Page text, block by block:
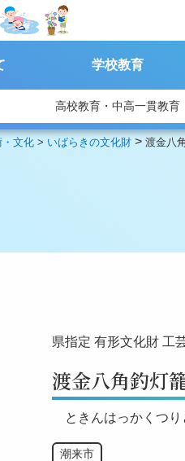
学校教育
高校教育・中高一貫教育
・文化 > いばらきの文化財 >渡金八
県指定 有形文化財 工
渡金八角釣灯
ときんはっかくつり
潮来市